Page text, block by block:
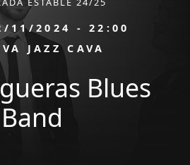
11/2024 - 22:00
JAZZ CAVA
Blues
Band